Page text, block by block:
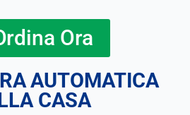
Ora
AUTOMATICA
CASA